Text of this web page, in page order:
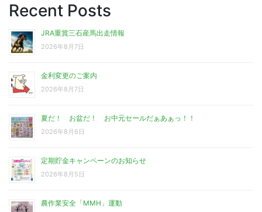
Recent Posts
JRA重賞三石産馬出走情報
2026年8月7日
金利変更のご案内
2026年8月7日
夏だ！ お盆だ！ お中元セールだぁあぁっ！！
2026年8月6日
定期貯金キャンペーンのお知らせ
2026年8月5日
農作業安全「MMH」運動